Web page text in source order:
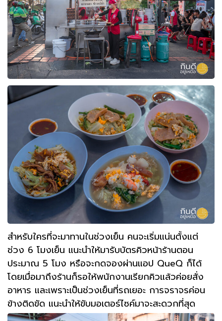
สำหรับใครที่จะมาทานในช่วงเย็น คนจะเริ่มแน่นตั้งแต่
ช่วง 6 โมงเย็น แนะนำให้มารับบัตรคิวหน้าร้านตอน
ประมาณ 5 โมง หรือจะกดจองผ่านแอป QueQ ก็ได้
โดยเมื่อมาถึงร้านก็รอให้พนักงานเรียกคิวแล้วค่อยสั่ง
อาหาร และเพราะเป็นช่วงเย็นที่รถเยอะ การจราจรค่อน
ข้างติดขัด แนะนำให้ขับมอเตอร์ไซค์มาจะสะดวกที่สุด